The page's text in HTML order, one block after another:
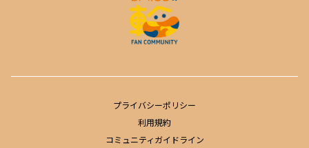
プライバシーポリシー
利用規約
コミュニティガイドライン